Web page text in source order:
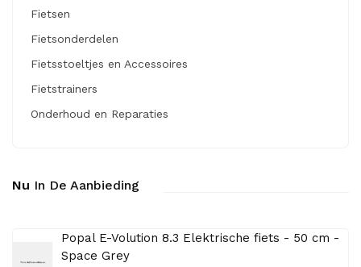
Fietsen
Fietsonderdelen
Fietsstoeltjes en Accessoires
Fietstrainers
Onderhoud en Reparaties
Nu In De Aanbieding
Popal E-Volution 8.3 Elektrische fiets - 50 cm -
Space Grey